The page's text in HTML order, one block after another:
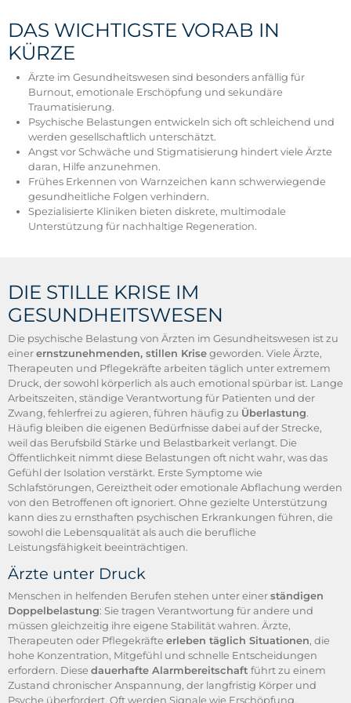
DAS WICHTIGSTE VORAB IN
KÜRZE
Ärzte im Gesundheitswesen sind besonders anfällig für
Burnout, emotionale Erschöpfung und sekundäre
Traumatisierung.
Psychische Belastungen entwickeln sich oft schleichend und
werden gesellschaftlich unterschätzt.
Angst vor Schwäche und Stigmatisierung hindert viele Ärzte
daran, Hilfe anzunehmen.
Frühes Erkennen von Warnzeichen kann schwerwiegende
gesundheitliche Folgen verhindern.
Spezialisierte Kliniken bieten diskrete, multimodale
Unterstützung für nachhaltige Regeneration.
DIE STILLE KRISE IM
GESUNDHEITSWESEN
Die psychische Belastung von Ärzten im Gesundheitswesen ist zu
einerernstzunehmenden, stillen Krisegeworden. Viele Ärzte,
Therapeuten und Pflegekräfte arbeiten täglich unter extremem
Druck, der sowohl körperlich als auch emotional spürbar ist. Lange
Arbeitszeiten, ständige Verantwortung für Patienten und der
Zwang, fehlerfrei zu agieren, führen häufig zu Überlastung.
Häufig bleiben die eigenen Bedürfnisse dabei auf der Strecke,
weil das Berufsbild Stärke und Belastbarkeit verlangt. Die
Öffentlichkeit nimmt diese Belastungen oft nicht wahr, was das
Gefühl der Isolation verstärkt. Erste Symptome wie
Schlafstörungen, Gereiztheit oder emotionale Abflachung werden
von den Betroffenen oft ignoriert. Ohne gezielte Unterstützung
kann dies zu ernsthaften psychischen Erkrankungen führen, die
sowohl die Lebensqualität als auch die berufliche
Leistungsfähigkeit beeinträchtigen.
Ärzte unter Druck
Menschen in helfenden Berufen stehen unter einerständigen
Doppelbelastung: Sie tragen Verantwortung für andere und
müssen gleichzeitig ihre eigene Stabilität wahren. Ärzte,
Therapeuten oder Pflegekräfte erleben täglich Situationen, die
hohe Konzentration, Mitgefühl und schnelle Entscheidungen
erfordern. Diese dauerhafte Alarmbereitschaft führt zu einem
Zustand chronischer Anspannung, der langfristig Körper und
Psyche überfordert. Oft werden Signale wie Erschöpfung,